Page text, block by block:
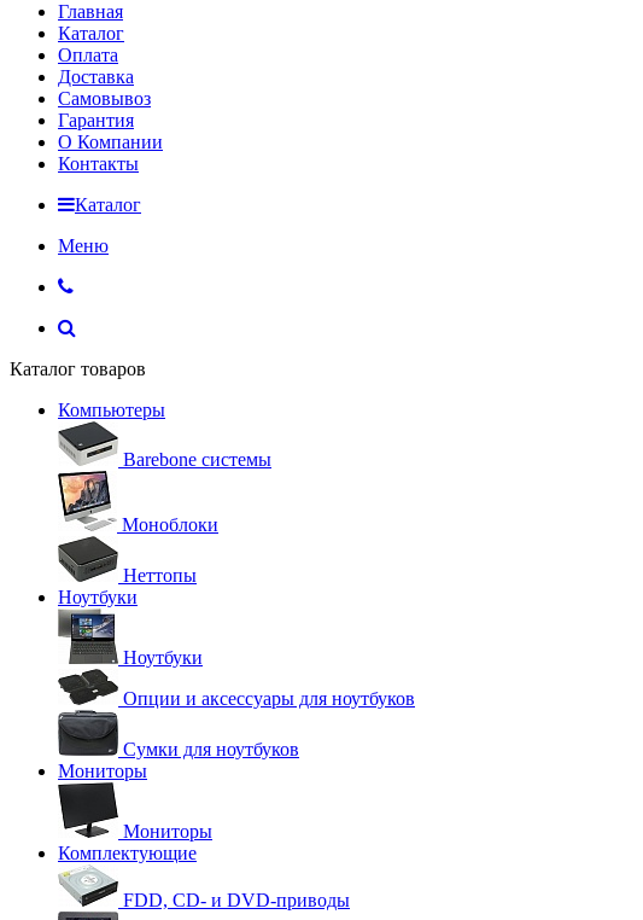
Главная
Каталог
Оплата
Доставка
Самовывоз
Гарантия
О Компании
Контакты
Каталог
Меню
Каталог товаров
Компьютеры
Barebone системы
Моноблоки
Неттопы
Ноутбуки
Ноутбуки
Опции и аксессуары для ноутбуков
Сумки для ноутбуков
Мониторы
Мониторы
Комплектующие
FDD, CD- и DVD-приводы